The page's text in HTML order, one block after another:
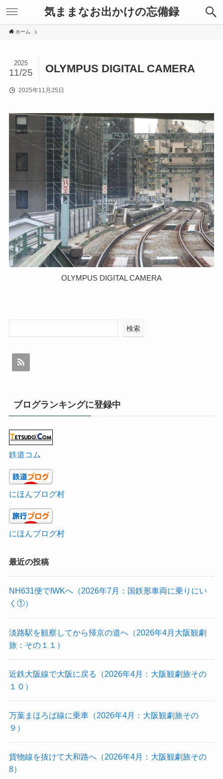
気ままなお出かけの忘備録
ホーム
OLYMPUS DIGITAL CAMERA
2025
11/25
2025年11月25日
OLYMPUS DIGITAL CAMERA
検索
ブログランキングに登録中
鉄道コム
にほんブログ村
にほんブログ村
最近の投稿
NH631便でIWKへ（2026年7月：国鉄形車両に乗りにい
く①）
淡路駅を観察してから帰京の道へ（2026年4月大阪観劇
旅：その１１）
近鉄大阪線で大阪に戻る（2026年4月：大阪観劇旅その
１０）
万葉まほろば線に乗車（2026年4月：大阪観劇旅その
９）
貨物線を抜けて大和路へ（2026年4月：大阪観劇旅その
8）